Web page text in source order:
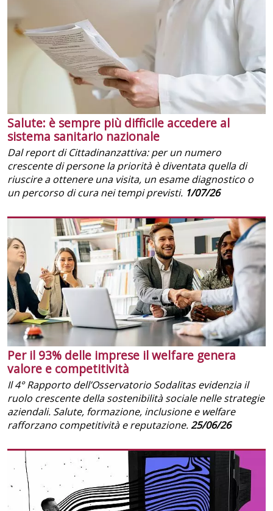
Salute: è sempre più difficile accedere al
sistema sanitario nazionale
Dal report di Cittadinanzattiva: per un numero
crescente di persone la priorità è diventata quella di
riuscire a ottenere una visita, un esame diagnostico o
un percorso di cura nei tempi previsti. 1/07/26
Per il 93% delle imprese il welfare genera
valore e competitività
Il 4° Rapporto dell’Osservatorio Sodalitas evidenzia il
ruolo crescente della sostenibilità sociale nelle strategie
aziendali. Salute, formazione, inclusione e welfare
rafforzano competitività e reputazione.25/06/26